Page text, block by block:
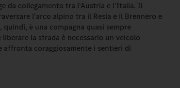
da collegamento tra l'Austria e l'Italia. Il
l'arco alpino tra il Resia e il Brennero e
è una compagna quasi sempre
la strada è necessario un veicolo
affronta coraggiosamente i sentieri di